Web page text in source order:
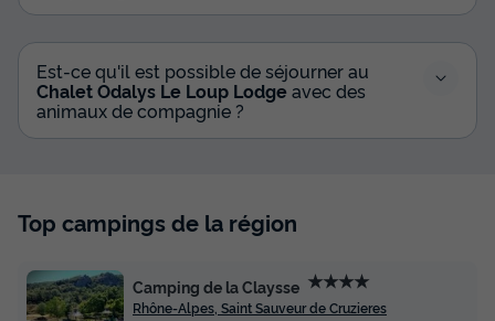
Est-ce qu'il est possible de séjourner au
Chalet Odalys Le Loup Lodge avec des
animaux de compagnie ?
Top campings de la région
Camping de la Claysse ★★★★
Rhône-Alpes, Saint Sauveur de Cruzieres